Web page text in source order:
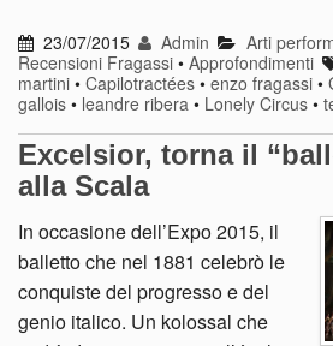
23/07/2015 Admin Arti
Recensioni Fragassi • Approfondimenti
martini • Capilotractées • enzo fragassi •
gallois • leandre ribera • Lonely Circus •
Excelsior, torna il
alla Scala
In occasione dell’Expo 2015, il
balletto che nel 1881 celebrò le
conquiste del progresso e del
genio italico. Un kolossal che